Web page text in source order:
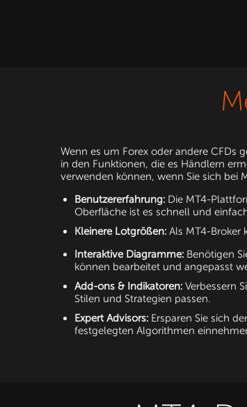
Wenn es um Forex oder andere CFDs
in den Funktionen, die es Händlern
verwenden können, wenn Sie sich bei
Benutzererfahrung: Die MT4-
Oberfläche ist es schnell und
Kleinere Lotgrößen: Als MT4-Broker
Interaktive Diagramme: Benötigen
können bearbeitet und angepasst
Add-ons & Indikatoren: Verbessern
Stilen und Strategien passen.
Expert Advisors: Ersparen Sie sich
festgelegten Algorithmen